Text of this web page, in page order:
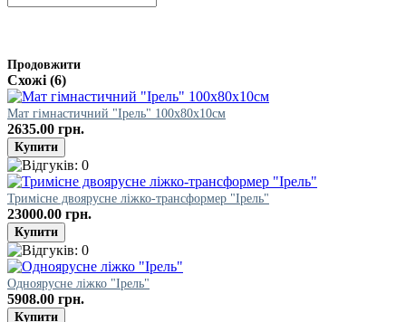
Продовжити
Схожі (6)
Мат гімнастичний "Ірель" 100х80х10см
2635.00 грн.
Тримісне двоярусне ліжко-трансформер "Ірель"
23000.00 грн.
Одноярусне ліжко "Ірель"
5908.00 грн.